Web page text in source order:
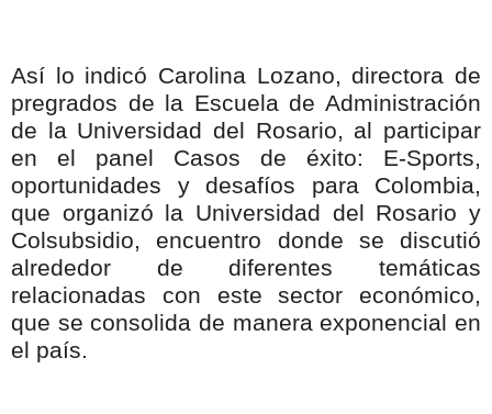
Así lo indicó Carolina Lozano, directora de
pregrados de la Escuela de Administración
de la Universidad del Rosario, al participar
en el panel Casos de éxito: E-Sports,
oportunidades y desafíos para Colombia,
que organizó la Universidad del Rosario y
Colsubsidio, encuentro donde se discutió
alrededor de diferentes temáticas
relacionadas con este sector económico,
que se consolida de manera exponencial en
el país.